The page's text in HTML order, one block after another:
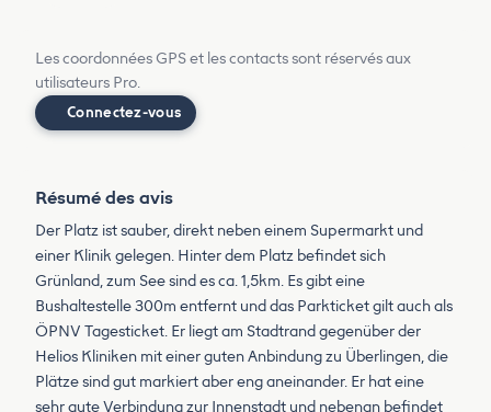
Les coordonnées GPS et les contacts sont réservés aux
utilisateurs Pro.
Connectez-vous
Résumé des avis
Der Platz ist sauber, direkt neben einem Supermarkt und
einer Klinik gelegen. Hinter dem Platz befindet sich
Grünland, zum See sind es ca. 1,5km. Es gibt eine
Bushaltestelle 300m entfernt und das Parkticket gilt auch als
ÖPNV Tagesticket. Er liegt am Stadtrand gegenüber der
Helios Kliniken mit einer guten Anbindung zu Überlingen, die
Plätze sind gut markiert aber eng aneinander. Er hat eine
sehr gute Verbindung zur Innenstadt und nebenan befindet